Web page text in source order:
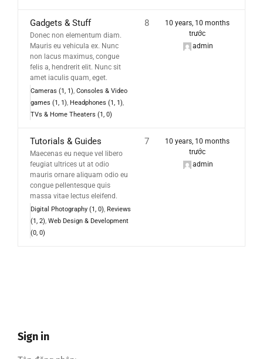
Gadgets & Stuff
Donec non elementum diam.
Mauris eu vehicula ex. Nunc
non lacus maximus, congue
felis a, hendrerit elit. Nunc sit
amet iaculis quam, eget.
Cameras (1, 1) Consoles & Video
games (1, 1) Headphones (1, 1)
TVs & Home Theaters (1, 0)
8
10 years, 10 months
trước
admin
Tutorials & Guides
Maecenas eu neque vel libero
feugiat ultrices ut at odio
mauris ornare aliquam odio eu
congue pellentesque quis
massa vitae lectus eleifend.
Digital Photography (1, 0) Reviews
(1, 2) Web Design & Development
(0, 0)
7
10 years, 10 months
trước
admin
Sign in